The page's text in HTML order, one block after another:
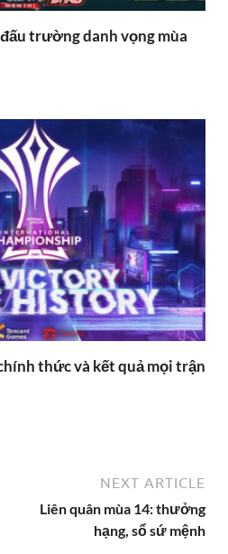
trường danh vọng mùa
thức và kết quả mọi trận
NEXT ARTICLE
Liên quân mùa 14: thưởng
hạng, sổ sứ mệnh